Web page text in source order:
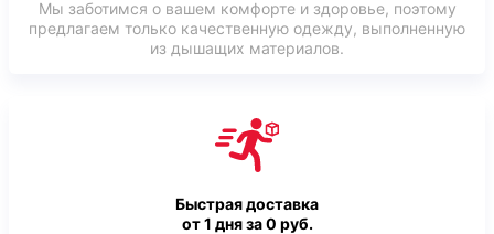
Мы заботимся о вашем комфорте и здоровье, поэтому
предлагаем только качественную одежду, выполненную
из дышащих материалов.
Быстрая доставка
от 1 дня за 0 руб.